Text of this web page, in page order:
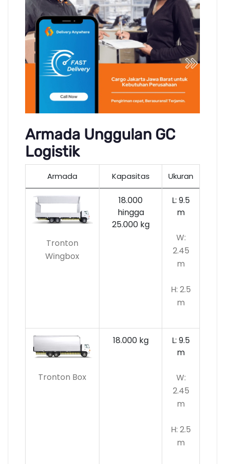
Armada Unggulan GC
Logistik
Armada Kapasitas Ukuran
Tronton
Wingbox
18.000
hingga
25.000 kg
L: 9.5
m
W:
2.45
m
H: 2.5
m
Tronton Box
18.000 kg
L: 9.5
m
W:
2.45
m
H: 2.5
m